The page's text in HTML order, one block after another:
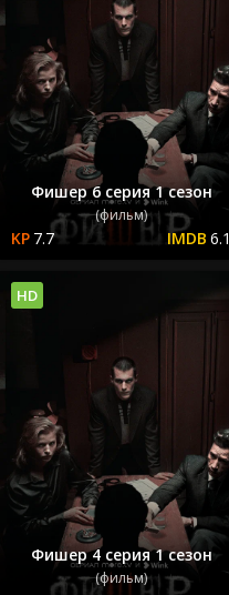
Фишер 6 серия 1 сезон
(фильм)
7.7 6.1
Фишер 4 серия 1 сезон
(фильм)
HD